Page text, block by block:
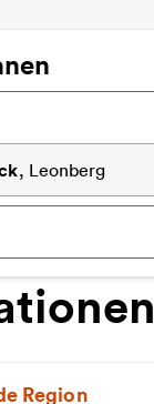
, Leonberg
Region